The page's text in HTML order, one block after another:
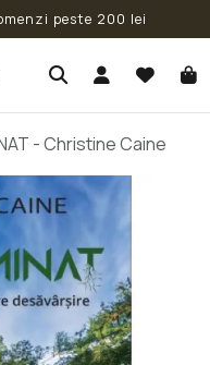
peste 200 lei
- Christine Caine